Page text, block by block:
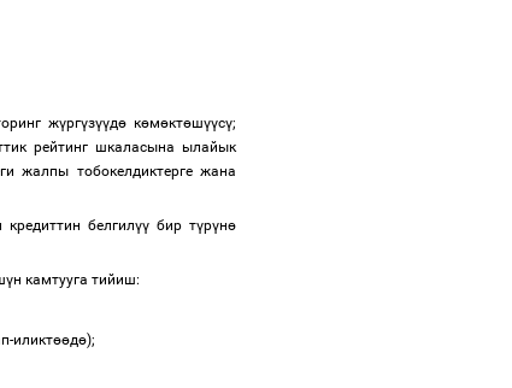
жүргүзүүдө көмөктөшүүсү;
рейтинг шкаласына ылайык
жалпы тобокелдиктерге жана
белгилүү бир түрүнө
үн камтууга тийиш:
иликтөөдө);